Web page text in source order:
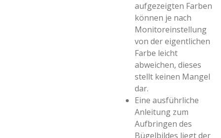
aufgezeigten Farben
können je nach
Monitoreinstellung
von der eigentlichen
Farbe leicht
abweichen, dieses
stellt keinen Mangel
dar.
Eine ausführliche
Anleitung zum
Aufbringen des
Bügelbildes liegt der